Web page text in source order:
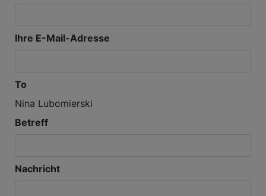
Ihre E-Mail-Adresse
To
Nina Lubomierski
Betreff
Nachricht